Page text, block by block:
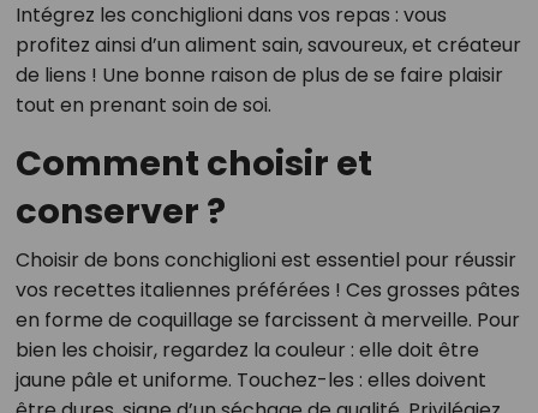
Intégrez les conchiglioni dans vos repas : vous
profitez ainsi d’un aliment sain, savoureux, et créateur
de liens ! Une bonne raison de plus de se faire plaisir
tout en prenant soin de soi.
Comment choisir et
conserver ?
Choisir de bons conchiglioni est essentiel pour réussir
vos recettes italiennes préférées ! Ces grosses pâtes
en forme de coquillage se farcissent à merveille. Pour
bien les choisir, regardez la couleur : elle doit être
jaune pâle et uniforme. Touchez-les : elles doivent